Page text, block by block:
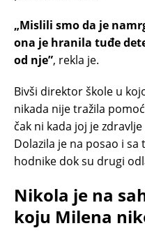
„Mislili smo da je
ona je hranila tuđe
od nje”, rekla je.
Bivši direktor škole u
nikada nije tražila
čak ni kada joj je
Dolazila je na posao i
hodnike dok su drugi
Nikola je na
koju Milena